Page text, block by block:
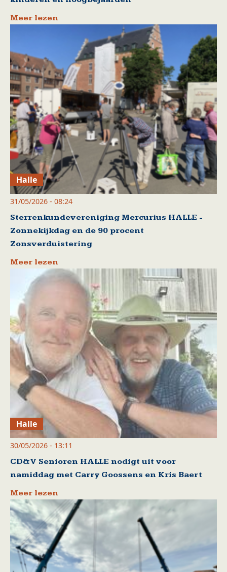
Meer lezen
Halle
31/05/2026 - 08:24
Sterrenkundevereniging Mercurius HALLE -
Zonnekijkdag en de 90 procent
Zonsverduistering
Meer lezen
Halle
30/05/2026 - 13:11
CD&V Senioren HALLE nodigt uit voor
namiddag met Carry Goossens en Kris Baert
Meer lezen